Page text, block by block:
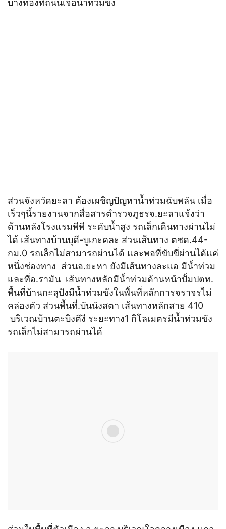
บางท้องที่ถนนเจอน้ำท่วมขัง
ส่วนจังหวัดยะลา ต้องเผชิญปัญหาน้ำท่วมฉับพลัน เมื่อ
เร็วๆนี้รายงานจากสื่อสารตำรวจภูธรจ.ยะลาแจ้งว่า
ด้านหลังโรงแรมพีพี ระดับน้ำสูง รถเล็กเดินทางผ่านไม่
ได้ เส้นทางบ้านบุดี-บูเกะคละ ส่วนเส้นทาง ตชด.44-
กม.0 รถเล็กไม่สามารถผ่านได้ และพอที่ขับขี่ผ่านได้แค่
หนึ่งช่องทาง ส่วนอ.ยะหา ยังมีเส้นทางละแอ มีน้ำท่วม
และที่อ.รามัน เส้นทางหลักมีน้ำท่วมด้านหน้าปั้มปตท.
พื้นที่บ้านกะลุปังมีน้ำท่วมขังในพื้นที่หลักการจราจรไม่
คล่องตัว ส่วนพื้นที่.บันนังสตา เส้นทางหลักสาย 410
บริเวณบ้านตะบิงตีงี ระยะทาง1 กิโลเมตรมีน้ำท่วมขัง
รถเล็กไม่สามารถผ่านได้